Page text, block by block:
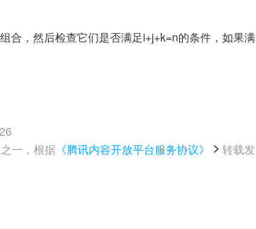
合，然后检查它们是否满足i+j+k=n的条件，如果满
一，根据 《腾讯内容开放平台服务协议》
转载发